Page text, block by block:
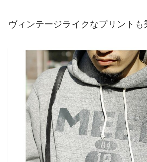
ヴィンテージライクなプリントも